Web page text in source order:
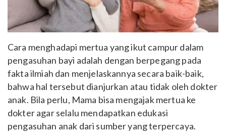
Cara menghadapi mertua yang ikut campur dalam
pengasuhan bayi adalah dengan berpegang pada
fakta ilmiah dan menjelaskannya secara baik-baik,
bahwa hal tersebut dianjurkan atau tidak oleh dokter
anak. Bila perlu, Mama bisa mengajak mertua ke
dokter agar selalu mendapatkan edukasi
pengasuhan anak dari sumber yang terpercaya.